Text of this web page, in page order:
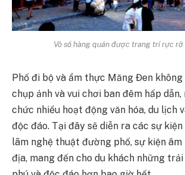
Vô số hàng quán được trang trí rực rỡ
Phố đi bộ và ẩm thực Măng Đen
chụp ảnh và vui chơi ban đêm hấp
chức nhiều hoạt động văn hóa, du lịch
độc đáo. Tại đây sẽ diễn ra các sự
lãm nghệ thuật đường phố, sự kiện âm
địa, mang đến cho du khách những